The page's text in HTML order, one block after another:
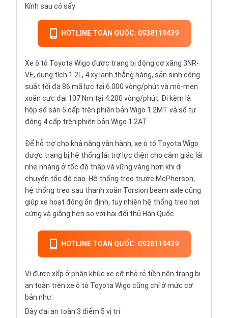
Kính sau có sấy
HOTLINE TOÀN QUỐC: 0938119439
Xe ô tô Toyota Wigo được trang bị động cơ xăng 3NR-
VE, dung tích 1.2L, 4 xy lanh thẳng hàng, sản sinh công
suất tối đa 86 mã lực tại 6.000 vòng/phút và mô-men
xoắn cực đại 107 Nm tại 4.200 vòng/phút. Đi kèm là
hộp số sàn 5 cấp trên phiên bản Wigo 1.2MT và số tự
động 4 cấp trên phiên bản Wigo 1.2AT.
Để hỗ trợ cho khả năng vận hành, xe ô tô Toyota Wigo
được trang bị hệ thống lái trợ lực điện cho cảm giác lái
nhẹ nhàng ở tốc độ thấp và vững vàng hơn khi di
chuyển tốc độ cao. Hệ thống treo trước McPherson,
hệ thống treo sau thanh xoắn Torsion beam axle cũng
giúp xe hoạt động ổn định, tuy nhiên hệ thống treo hơi
cứng và giằng hơn so với hai đối thủ Hàn Quốc.
HOTLINE TOÀN QUỐC: 0938119439
Vì được xếp ở phân khúc xe cỡ nhỏ rẻ tiền nên trang bị
an toàn trên xe ô tô Toyota Wigo cũng chỉ ở mức cơ
bản như:
Dây đai an toàn 3 điểm 5 vị trí